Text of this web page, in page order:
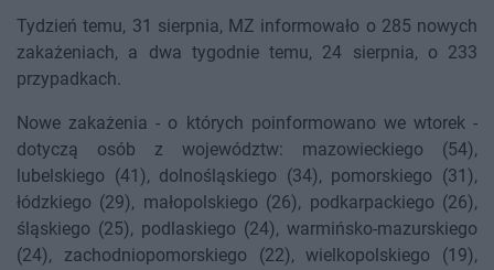
Tydzień temu, 31 sierpnia, MZ informowało o 285 nowych
zakażeniach, a dwa tygodnie temu, 24 sierpnia, o 233
przypadkach.
Nowe zakażenia - o których poinformowano we wtorek -
dotyczą osób z województw: mazowieckiego (54),
lubelskiego (41), dolnośląskiego (34), pomorskiego (31),
łódzkiego (29), małopolskiego (26), podkarpackiego (26),
śląskiego (25), podlaskiego (24), warmińsko-mazurskiego
(24), zachodniopomorskiego (22), wielkopolskiego (19),